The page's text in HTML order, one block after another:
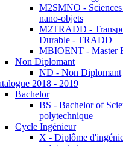
M2SMNO -
nano-objets
M2TRADD -
Durable - TRADD
MBIOENT - Master
Non Diplomant
ND - Non Diplomant
2018 - 2019
Bachelor
BS - Bachelor of
polytechnique
Cycle Ingénieur
X - Diplôme